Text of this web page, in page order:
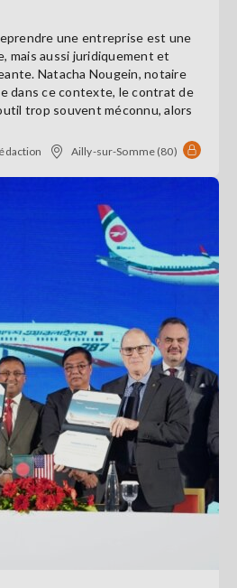
une entreprise est une
mais aussi juridiquement et
Natacha Nougein, notaire
dans ce contexte, le contrat de
trop souvent méconnu, alors
Ailly-sur-Somme (80)